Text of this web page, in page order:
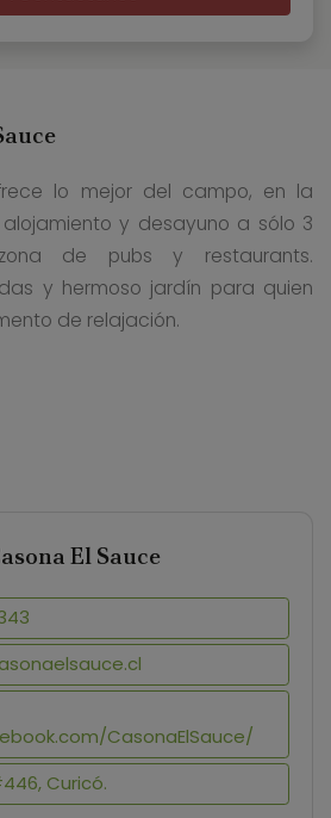
lo mejor del campo, en la
y desayuno a sólo 3
de pubs y restaurants.
y hermoso jardín para quien
de relajación.
El Sauce
CasonaElSauce/
Curicó.